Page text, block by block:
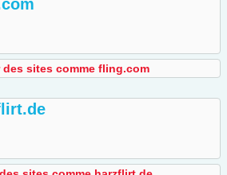
des sites comme fling.com